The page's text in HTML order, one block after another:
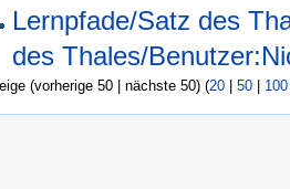
Lernpfade/Satz des
des Thales/
(vorherige 50 | nächste 50) (20 50 100